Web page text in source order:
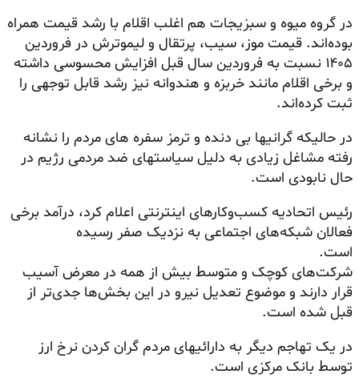
در گروه میوه و سبزیجات هم اغلب اقلام با رشد قیمت همراه
بوده‌اند. قیمت موز، سیب، پرتقال و لیموترش در فروردین
۱۴۰۵ نسبت به فروردین سال قبل افزایش محسوسی داشته
و برخی اقلام مانند خربزه و هندوانه نیز رشد قابل توجهی را
ثبت کرده‌اند.
در حالیکه گرانیها بی دنده و ترمز سفره های مردم را نشانه
رفته مشاغل زیادی به دلیل سیاستهای ضد مردمی رژیم در
حال نابودی است.
رئیس اتحادیه کسب‌وکارهای اینترنتی اعلام کرد، درآمد برخی
فعالان شبکه‌های اجتماعی به نزدیک صفر رسیده
شرکت‌های کوچک و متوسط بیش از همه در معرض آسیب
قرار دارند و موضوع تعدیل نیرو در این بخش‌ها جدی‌تر از
قبل شده است.
در یک تهاجم دیگر به دارائیهای مردم گران کردن نرخ ارز
توسط بانک مرکزی است.